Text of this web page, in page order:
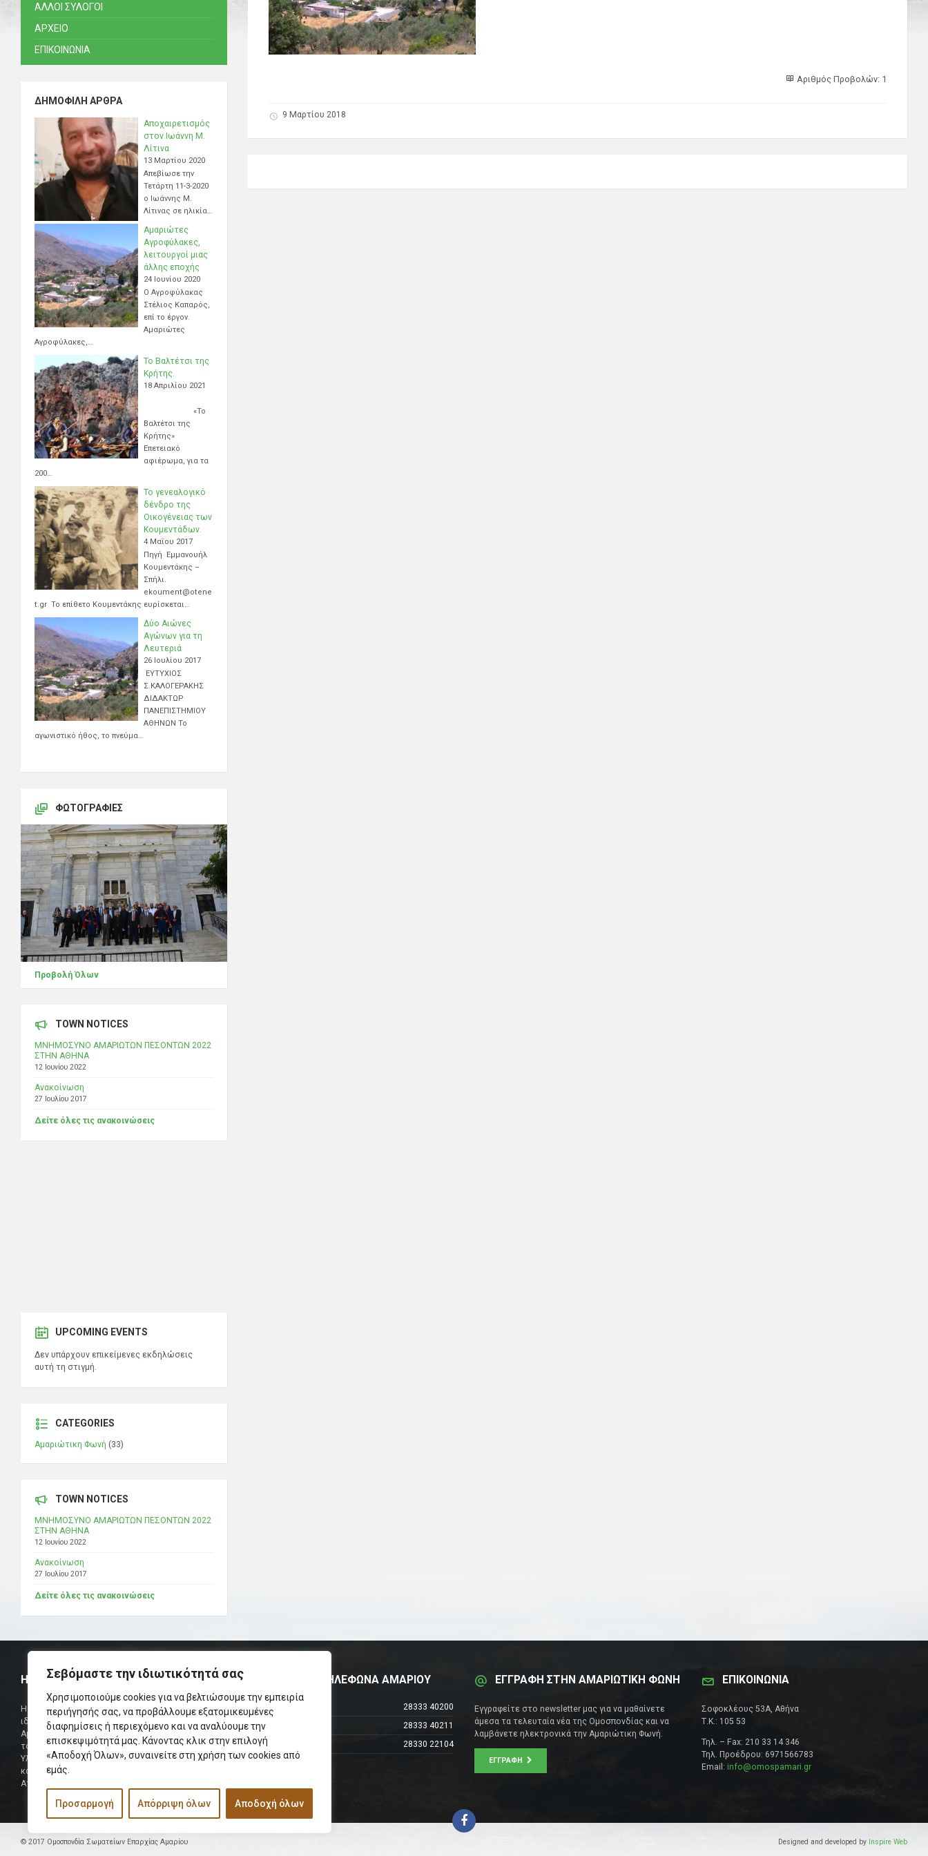
Σεβόμαστε την ιδιωτικότητά σας
Χρησιμοποιούμε cookies για να βελτιώσουμε την εμπειρία
περιήγησής σας, να προβάλλουμε εξατομικευμένες
διαφημίσεις ή περιεχόμενο και να αναλύουμε την
επισκεψιμότητά μας. Κάνοντας κλικ στην επιλογή
«Αποδοχή Όλων», συναινείτε στη χρήση των cookies από
εμάς.
Προσαρμογή Απόρριψη όλων Αποδοχή όλων
Αριθμός Προβολών: 1
9 Μαρτίου 2018
ΑΛΛΟΙ ΣΥΛΟΓΟΙ
ΑΡΧΕΙΟ
ΕΠΙΚΟΙΝΩΝΙΑ
ΔΗΜΟΦΙΛΉ ΆΡΘΡΑ
Αποχαιρετισμός
στον Ιωάννη Μ.
Λίτινα
13 Μαρτίου 2020
Απεβίωσε την
Τετάρτη 11-3-2020
ο Ιωάννης Μ.
Λίτινας σε ηλικία…
Αμαριώτες
Αγροφύλακες,
λειτουργοί μιας
άλλης εποχής
24 Ιουνίου 2020
Ο Αγροφύλακας
Στέλιος Καπαρός,
επί το έργον.
Αμαριώτες
Αγροφύλακες,…
Το Βαλτέτσι της
Κρήτης.
18 Απριλίου 2021
«Το
Βαλτέτσι της
Κρήτης»
Επετειακό
αφιέρωμα, για τα
200…
Το γενεαλογικό
δένδρο της
Οικογένειας των
Κουμεντάδων.
4 Μαΐου 2017
Πηγή Εμμανουήλ
Κουμεντάκης –
Σπήλι.
ekoument@otene
t.gr Το επίθετο Κουμεντάκης ευρίσκεται…
Δύο Αιώνες
Αγώνων για τη
Λευτεριά
26 Ιουλίου 2017
ΕΥΤΥΧΙΟΣ
Σ.ΚΑΛΟΓΕΡΑΚΗΣ
ΔΙΔΑΚΤΩΡ
ΠΑΝΕΠΙΣΤΗΜΙΟΥ
ΑΘΗΝΩΝ Το
αγωνιστικό ήθος, το πνεύμα…
ΦΩΤΟΓΡΑΦΊΕΣ
Προβολή Όλων
TOWN NOTICES
ΜΝΗΜΟΣΥΝΟ ΑΜΑΡΙΩΤΩΝ ΠΕΣΟΝΤΩΝ 2022
ΣΤΗΝ ΑΘΗΝΑ
12 Ιουνίου 2022
Ανακοίνωση
27 Ιουλίου 2017
Δείτε όλες τις ανακοινώσεις
UPCOMING EVENTS
Δεν υπάρχουν επικείμενες εκδηλώσεις
αυτή τη στιγμή.
CATEGORIES
Αμαριώτικη Φωνή (33)
TOWN NOTICES
ΜΝΗΜΟΣΥΝΟ ΑΜΑΡΙΩΤΩΝ ΠΕΣΟΝΤΩΝ 2022
ΣΤΗΝ ΑΘΗΝΑ
12 Ιουνίου 2022
Ανακοίνωση
27 Ιουλίου 2017
Δείτε όλες τις ανακοινώσεις
Η ΟΜΟΣΠΟΝΔΙΑ
Η Ομοσπονδία Σωματείων Επαρχίας Αμαρίου
ιδρύθηκε και πήρε τη θέση της Ένωσης
Αμαριωτών, που λειτουργούσε από το 1966 μέχρι
το 1984.
Υλοποιήθηκε σε συνεργασία των μελών του Δ.Σ
και των Δ.Σ των Αμαριώτικων Σωματείων της
Αττικής.
ΧΡΗΣΙΜΑ ΤΗΛΕΦΩΝΑ ΑΜΑΡΙΟΥ
Τηλεφωνικό Κέντρο
28333 40200
Δήμαρχος
28333 40211
Φαξ
28330 22104
ΕΓΓΡΑΦΗ ΣΤΗΝ ΑΜΑΡΙΩΤΙΚΗ ΦΩΝΗ
Εγγραφείτε στο newsletter μας για να μαθαίνετε
άμεσα τα τελευταία νέα της Ομοσπονδίας και να
λαμβάνετε ηλεκτρονικά την Αμαριώτικη Φωνή.
ΕΓΓΡΑΦΉ
ΕΠΙΚΟΙΝΩΝΊΑ
Σοφοκλέους 53Α, Αθήνα
Τ.Κ.: 105 53
Τηλ. – Fax: 210 33 14 346
Τηλ. Προέδρου: 6971566783
Email: info@omospamari.gr
© 2017 Ομοσπονδία Σωματείων Επαρχίας Αμαρίου Designed and developed by Inspire Web